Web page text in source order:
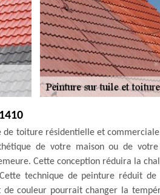
de toiture résidentielle et
de votre maison ou de
Cette conception réduira la
technique de peinture réduit
couleur pourrait changer la